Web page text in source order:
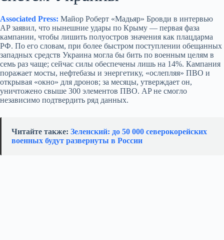
Associated Press: Майор Роберт «Мадьяр» Бровди в интервью
AP заявил, что нынешние удары по Крыму — первая фаза
кампании, чтобы лишить полуостров значения как плацдарма
РФ. По его словам, при более быстром поступлении обещанных
западных средств Украина могла бы бить по военным целям в
семь раз чаще; сейчас силы обеспечены лишь на 14%. Кампания
поражает мосты, нефтебазы и энергетику, «ослепляя» ПВО и
открывая «окно» для дронов; за месяцы, утверждает он,
уничтожено свыше 300 элементов ПВО. AP не смогло
независимо подтвердить ряд данных.
Читайте также: Зеленский: до 50 000 северокорейских
военных будут развернуты в России